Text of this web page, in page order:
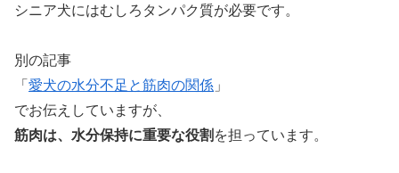
シニア犬にはむしろタンパク質が必要です。
別の記事
「 愛犬の水分不足と筋肉の関係 」
でお伝えしていますが、
筋肉は、水分保持に重要な役割 を担っています。